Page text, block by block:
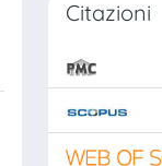
Citazioni